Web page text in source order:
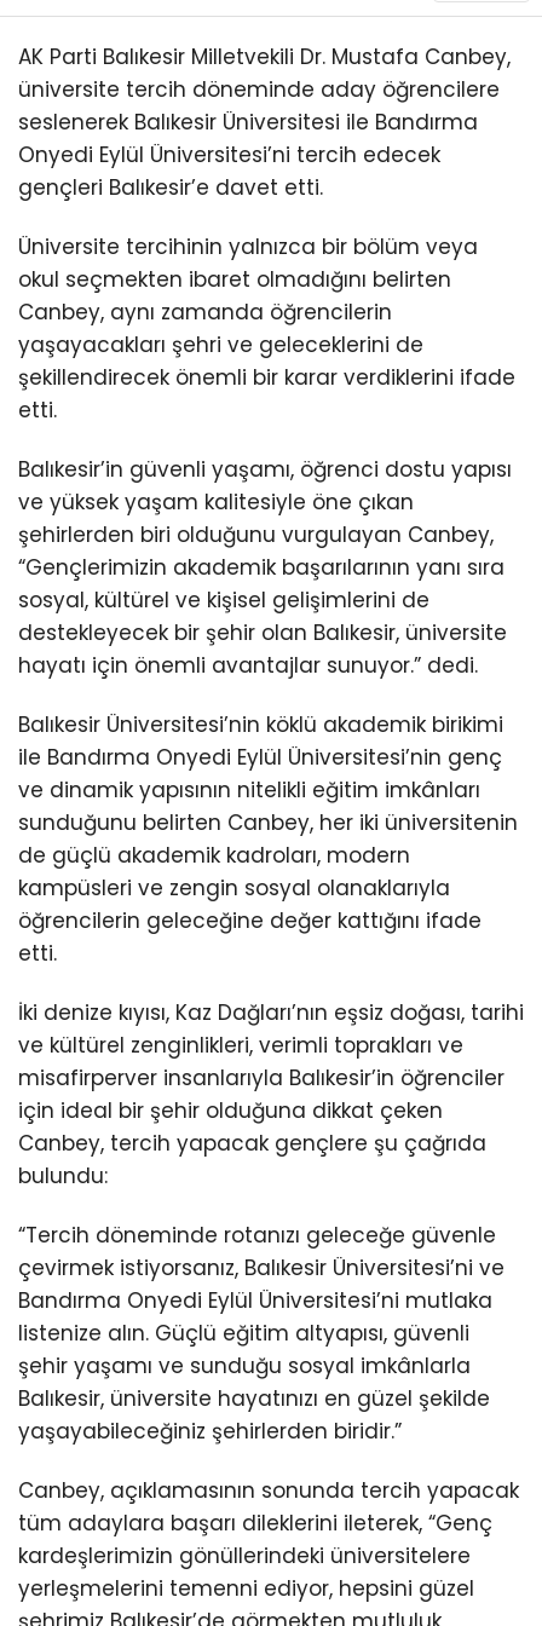
AK Parti Balıkesir Milletvekili Dr. Mustafa Canbey,
üniversite tercih döneminde aday öğrencilere
seslenerek Balıkesir Üniversitesi ile Bandırma
Onyedi Eylül Üniversitesi’ni tercih edecek
gençleri Balıkesir’e davet etti.
Üniversite tercihinin yalnızca bir bölüm veya
okul seçmekten ibaret olmadığını belirten
Canbey, aynı zamanda öğrencilerin
yaşayacakları şehri ve geleceklerini de
şekillendirecek önemli bir karar verdiklerini ifade
etti.
Balıkesir’in güvenli yaşamı, öğrenci dostu yapısı
ve yüksek yaşam kalitesiyle öne çıkan
şehirlerden biri olduğunu vurgulayan Canbey,
“Gençlerimizin akademik başarılarının yanı sıra
sosyal, kültürel ve kişisel gelişimlerini de
destekleyecek bir şehir olan Balıkesir, üniversite
hayatı için önemli avantajlar sunuyor.” dedi.
Balıkesir Üniversitesi’nin köklü akademik birikimi
ile Bandırma Onyedi Eylül Üniversitesi’nin genç
ve dinamik yapısının nitelikli eğitim imkânları
sunduğunu belirten Canbey, her iki üniversitenin
de güçlü akademik kadroları, modern
kampüsleri ve zengin sosyal olanaklarıyla
öğrencilerin geleceğine değer kattığını ifade
etti.
İki denize kıyısı, Kaz Dağları’nın eşsiz doğası, tarihi
ve kültürel zenginlikleri, verimli toprakları ve
misafirperver insanlarıyla Balıkesir’in öğrenciler
için ideal bir şehir olduğuna dikkat çeken
Canbey, tercih yapacak gençlere şu çağrıda
bulundu:
“Tercih döneminde rotanızı geleceğe güvenle
çevirmek istiyorsanız, Balıkesir Üniversitesi’ni ve
Bandırma Onyedi Eylül Üniversitesi’ni mutlaka
listenize alın. Güçlü eğitim altyapısı, güvenli
şehir yaşamı ve sunduğu sosyal imkânlarla
Balıkesir, üniversite hayatınızı en güzel şekilde
yaşayabileceğiniz şehirlerden biridir.”
Canbey, açıklamasının sonunda tercih yapacak
tüm adaylara başarı dileklerini ileterek, “Genç
kardeşlerimizin gönüllerindeki üniversitelere
yerleşmelerini temenni ediyor, hepsini güzel